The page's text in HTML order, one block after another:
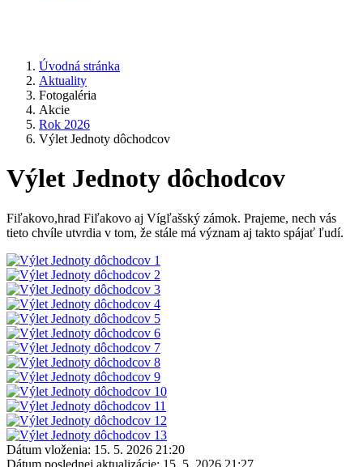
Úvodná stránka
Aktuality
Fotogaléria
Akcie
Rok 2026
Výlet Jednoty dôchodcov
Výlet Jednoty dôchodcov
Fiľakovo,hrad Fiľakovo aj Vígľašský zámok. Prajeme, nech vás
tieto chvíle utvrdia v tom, že stále má význam aj takto spájať ľudí.
Dátum vloženia: 15. 5. 2026 21:20
Dátum poslednej aktualizácie: 15. 5. 2026 21:27